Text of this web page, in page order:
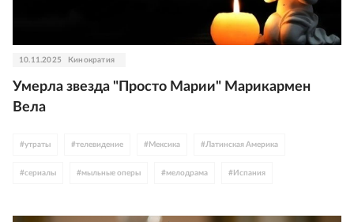
10.11.2025 Кинократия
Умерла звезда "Просто Марии" Марикармен
Вела
#утраты #телевидение # Мексика # Латинская Америка
#сериалы #мыльные оперы #мелодрама # Испания